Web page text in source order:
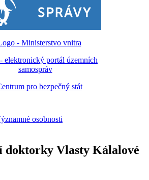
osobnosti
doktorky Vlasty Kálalové